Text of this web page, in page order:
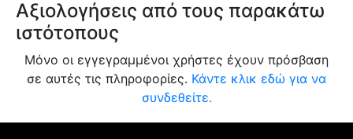
Αξιολογήσεις από τους παρακάτω
ιστότοπους
Μόνο οι εγγεγραμμένοι χρήστες έχουν πρόσβαση
σε αυτές τις πληροφορίες. Κάντε κλικ εδώ για να
συνδεθείτε.